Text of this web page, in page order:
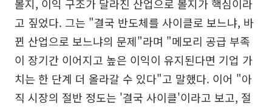
볼지, 이익 구조가 달라진 산업으로 볼지가 핵심이라
고 짚었다. 그는 "결국 반도체를 사이클로 보느냐, 바
뀐 산업으로 보느냐의 문제"라며 "메모리 공급 부족
이 장기간 이어지고 높은 이익이 유지된다면 기업 가
치는 한 단계 더 올라갈 수 있다"고 말했다. 이어 "아
직 시장의 절반 정도는 '결국 사이클'이라고 보고, 절